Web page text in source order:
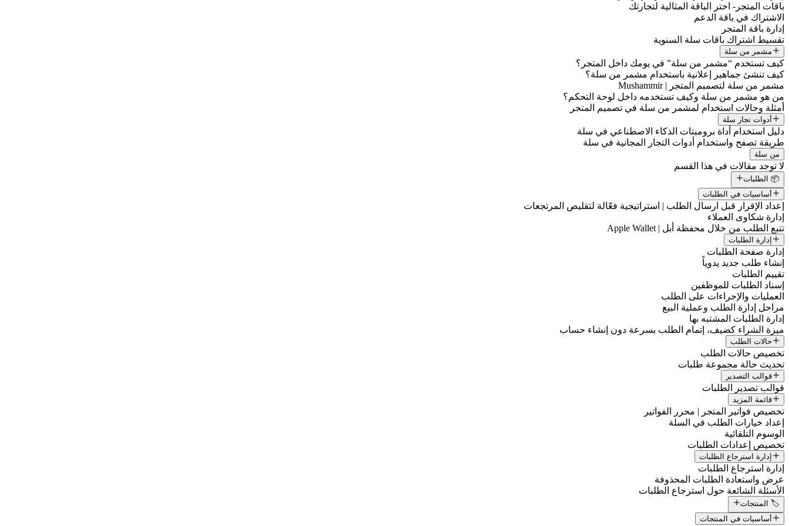
باقات المتجر- اختر الباقة المثالية لتجارتك
الاشتراك في باقة الدعم
إدارة باقة المتجر
تقسيط اشتراك باقات سلة السنوية
مشمر من سلة
كيف تستخدم “مشمر من سلة” في يومك داخل المتجر؟
كيف تنشئ جماهير إعلانية باستخدام مشمر من سلة؟
مشمر من سلة لتصميم المتجر | Mushammir
من هو مشمر من سلة وكيف تستخدمه داخل لوحة التحكم؟
أمثلة وحالات استخدام لمشمر من سلة في تصميم المتجر
أدوات تجار سلة
دليل استخدام أداة برومبتات الذكاء الاصطناعي في سلة
طريقة تصفح واستخدام أدوات التجار المجانية في سلة
من سلة
لا توجد مقالات في هذا القسم
📦 الطلبات
أساسيات في الطلبات
إعداد الإقرار قبل ارسال الطلب | استراتيجية فعّالة لتقليص المرتجعات
إدارة شكاوى العملاء
تتبع الطلب من خلال محفظة أبل | Apple Wallet
إدارة الطلبات
إدارة صفحة الطلبات
إنشاء طلب جديد يدوياً
تقييم الطلبات
إسناد الطلبات للموظفين
العمليات والإجراءات على الطلب
مراحل إدارة الطلب وعملية البيع
إدارة الطلبات المشتبه بها
ميزة الشراء كضيف، إتمام الطلب بسرعة دون إنشاء حساب
حالات الطلب
تخصيص حالات الطلب
تحديث حالة مجموعة طلبات
قوالب التصدير
قوالب تصدير الطلبات
قائمة المزيد
تخصيص فواتير المتجر | محرر الفواتير
إعداد خيارات الطلب في السلة
الوسوم التلقائية
تخصيص إعدادات الطلبات
إدارة استرجاع الطلبات
إدارة استرجاع الطلبات
عرض واستعادة الطلبات المحذوفة
الأسئلة الشائعة حول استرجاع الطلبات
🏷️ المنتجات
أساسيات في المنتجات